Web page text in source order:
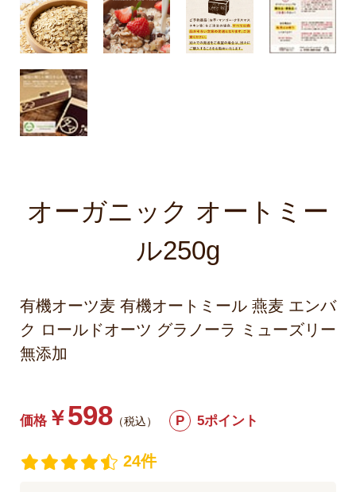
オーガニック オートミー
ル250g
有機オーツ麦 有機オートミール 燕麦 エンバ
ク ロールドオーツ グラノーラ ミューズリー
無添加
価格 ￥598 （税込） P 5ポイント
24件